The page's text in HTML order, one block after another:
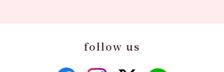
follow us